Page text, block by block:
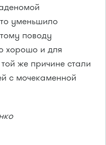
уменьшило
поводу
хорошо и для
же причине стали
с мочекаменной